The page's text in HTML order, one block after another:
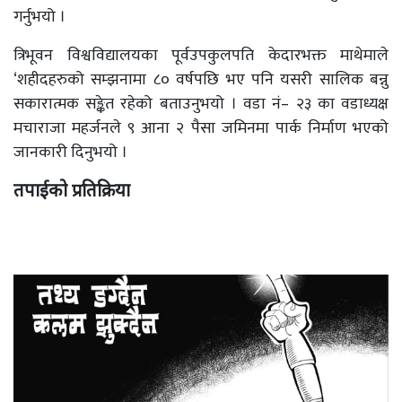
गर्नुभयो ।
त्रिभूवन विश्वविद्यालयका पूर्वउपकुलपति केदारभक्त माथेमाले
‘शहीदहरुको सम्झनामा ८० वर्षपछि भए पनि यसरी सालिक बन्नु
सकारात्मक सङ्केत रहेको बताउनुभयो । वडा नं– २३ का वडाध्यक्ष
मचाराजा महर्जनले ९ आना २ पैसा जमिनमा पार्क निर्माण भएको
जानकारी दिनुभयो ।
तपाईको प्रतिक्रिया